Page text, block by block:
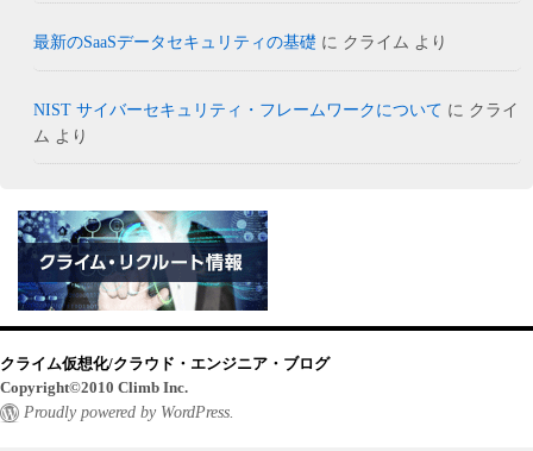
最新のSaaSデータセキュリティの基礎 に クライム より
NIST サイバーセキュリティ・フレームワークについて に クライ
ム より
クライム仮想化/クラウド・エンジニア・ブログ
Copyright©2010 Climb Inc.
Proudly powered by WordPress.